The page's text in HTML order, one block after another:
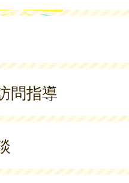
問指導